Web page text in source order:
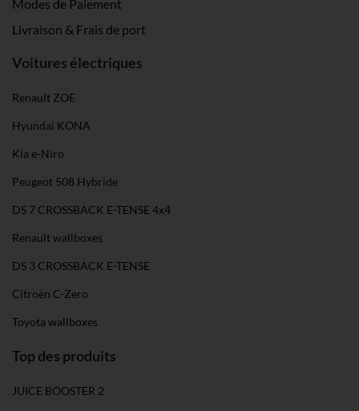
unserer Datenschutzerklärung
Modes de Paiement
Livraison & Frais de port
Voitures électriques
Renault ZOE
Hyundai KONA
Kia e-Niro
Peugeot 508 Hybride
DS 7 CROSSBACK E-TENSE 4x4
Renault wallboxes
DS 3 CROSSBACK E-TENSE
Citroën C-Zero
Toyota wallboxes
Top des produits
JUICE BOOSTER 2